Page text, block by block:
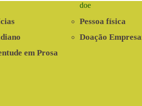
em Prosa
doe
Pessoa física
Doação